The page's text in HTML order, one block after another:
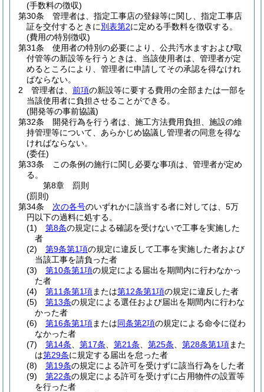
(手数料の徴収)
第30条
管理者は、指定工事店の登録等に関し、指定工事店
証を交付するときに別表第2に定める手数料を徴収する。
(費用の特別徴収)
第31条
使用者の特別の必要により、公共汚水ますおよび取
付管等の新設等を行うときは、当該使用者は、管理者が定
めるところにより、管理者に申請してその承認を得なけれ
ばならない。
2
管理者は、 前項の新設等に要する費用の全部または一部を
当該使用者に負担させることができる。
(開発等の事前協議)
第32条
開発行為を行う者は、施工方法費用負担、施設の維
持管理等について、あらかじめ協議し管理者の同意を得な
ければならない。
(委任)
第33条
この条例の施行に関し必要な事項は、管理者が定め
る。
第8章
罰則
(罰則)
第34条
次の各号のいずれかに該当する者に対しては、5万
円以下の過料に処する。
(1)
第8条の規定による確認を受けないで工事を実施した
者
(2)
第9条第1項の規定に違反して工事を実施した者および
当該工事を請負った者
(3)
第10条第1項の規定による届出を期間内に行わなかっ
た者
(4)
第11条第1項または第12条第1項の規定に違反した者
(5)
第13条の規定による選任および届出を期間内に行わな
かった者
(6)
第16条第1項または同条第2項の規定による命令に従わ
なかった者
(7)
第14条 第17条 第21条 第25条 第28条第1項また
は第29条に規定する届出を怠った者
(8)
第19条の規定による許可を受けずに該当行為をした者
(9)
第22条の規定による許可を受けずに占用物件の設置等
を行った者